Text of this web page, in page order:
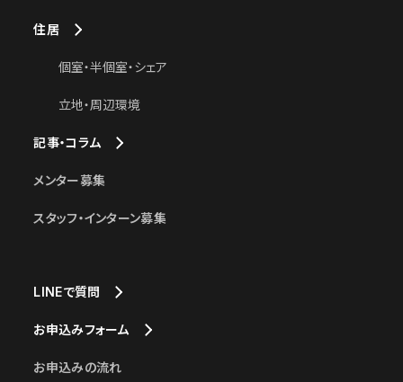
住居
個室・半個室・シェア
立地・周辺環境
記事・コラム
メンター募集
スタッフ・インターン募集
LINEで質問
お申込みフォーム
お申込みの流れ